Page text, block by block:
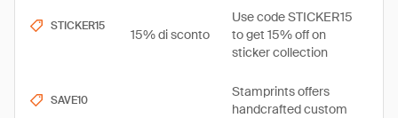
STICKER15
15% di sconto
Use code STICKER15
to get 15% off on
sticker collection
SAVE10
Stamprints offers
handcrafted custom